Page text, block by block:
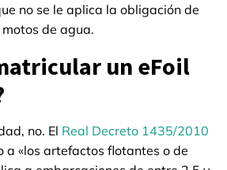
no se le aplica la obligación de
de agua.
un eFoil
no. El Real Decreto 1435/2010
a «los artefactos flotantes o de